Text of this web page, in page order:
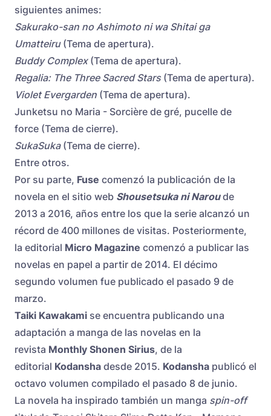
siguientes animes:
Sakurako-san no Ashimoto ni wa Shitai ga
Umatteiru(Tema de apertura).
Buddy Complex (Tema de apertura).
Regalia: The Three Sacred Stars (Tema de apertura).
Violet Evergarden (Tema de apertura).
Junketsu no Maria - Sorcière de gré, pucelle de
force (Tema de cierre).
SukaSuka (Tema de cierre).
Entre otros.
Por su parte, Fuse comenzó la publicación de la
novela en el sitio web Shousetsuka ni Naroude
2013 a 2016, años entre los que la serie alcanzó un
récord de 400 millones de visitas. Posteriormente,
la editorial Micro Magazine comenzó a publicar las
novelas en papel a partir de 2014. El décimo
segundo volumen fue publicado el pasado 9 de
marzo.
Taiki Kawakami se encuentra publicando una
adaptación a manga de las novelas en la
revista Monthly Shonen Sirius, de la
editorial Kodansha desde 2015. Kodansha publicó el
octavo volumen compilado el pasado 8 de junio.
La novela ha inspirado también un manga spin-off